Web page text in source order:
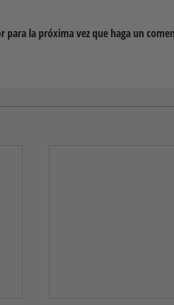
la próxima vez que haga un